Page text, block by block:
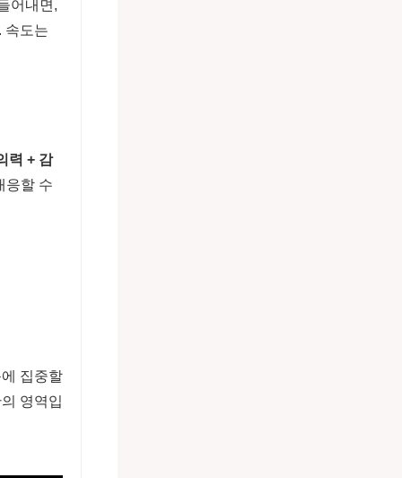
어내면,
속도는
력 + 감
응할 수
집중할
영역입